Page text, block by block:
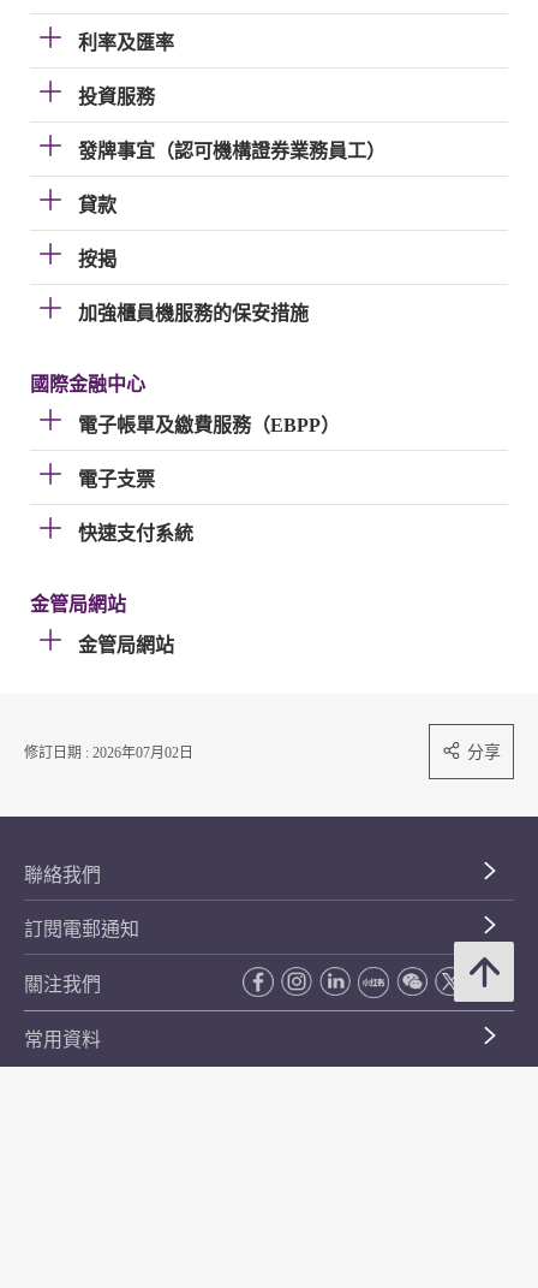
利率及匯率
投資服務
發牌事宜（認可機構證券業務員工）
貸款
按揭
加強櫃員機服務的保安措施
國際金融中心
電子帳單及繳費服務（EBPP）
電子支票
快速支付系統
金管局網站
金管局網站
修訂日期 : 2026年07月02日 分享
聯絡我們
訂閱電郵通知
關注我們
常用資料